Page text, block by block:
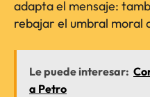
adapta el mensaje:
rebajar el umbral moral
Le puede interesar:
a Petro